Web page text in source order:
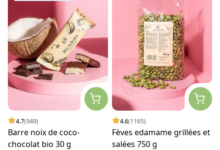
4.7(949)
Barre noix de coco-
chocolat bio 30 g
4.6(1165)
Fèves edamame grillées et
salées 750 g